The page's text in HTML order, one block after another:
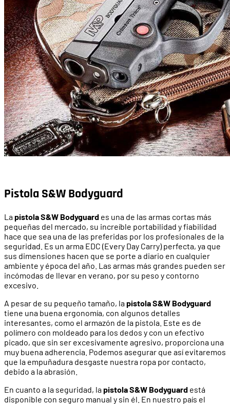
Pistola S&W Bodyguard
Lapistola S&W Bodyguard es una de las armas cortas más
pequeñas del mercado, su increíble portabilidad y fiabilidad
hace que sea una de las preferidas por los profesionales de la
seguridad. Es un arma EDC (Every Day Carry) perfecta, ya que
sus dimensiones hacen que se porte a diario en cualquier
ambiente y época del año. Las armas más grandes pueden ser
incómodas de llevar en verano, por su peso y contorno
excesivo.
A pesar de su pequeño tamaño, lapistola S&W Bodyguard
tiene una buena ergonomía, con algunos detalles
interesantes, como el armazón de la pistola. Este es de
polímero con moldeado para los dedos y con un efectivo
picado, que sin ser excesivamente agresivo, proporciona una
muy buena adherencia. Podemos asegurar que así evitaremos
que la empuñadura desgaste nuestra ropa por contacto,
debido a la abrasión.
En cuanto a la seguridad, lapistola S&W Bodyguard está
disponible con seguro manual y sin él. En nuestro país el